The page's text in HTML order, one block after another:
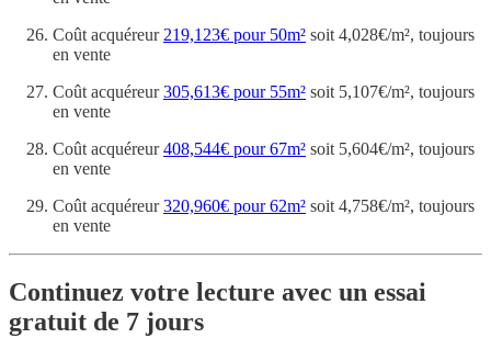
Coût acquéreur 219,123€ pour 50m² soit 4,028€/m², toujours
en vente
Coût acquéreur305,613€ pour 55m² soit 5,107€/m², toujours
en vente
Coût acquéreur408,544€ pour 67m² soit 5,604€/m², toujours
en vente
Coût acquéreur320,960€ pour 62m² soit 4,758€/m², toujours
en vente
Continuez votre lecture avec un essai
gratuit de 7 jours